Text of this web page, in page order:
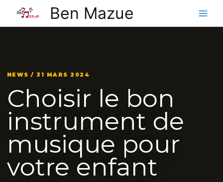
contenu
Ben Mazue
NEWS / 31 MARS 2024
Choisir le bon
instrument de
musique pour
votre enfant